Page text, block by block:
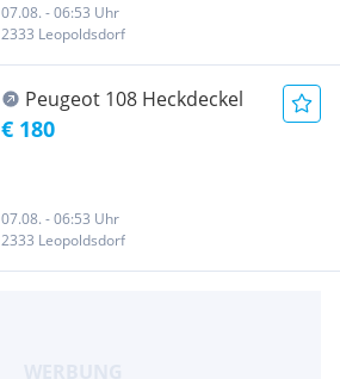
07.08. - 06:53 Uhr
2333 Leopoldsdorf
Peugeot 108 Heckdeckel
€ 180
07.08. - 06:53 Uhr
2333 Leopoldsdorf